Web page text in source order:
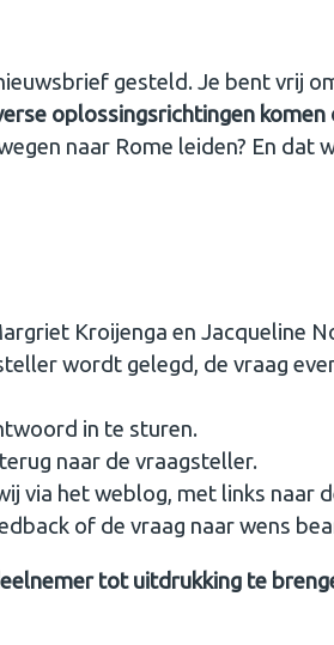
gesteld. Je bent vrij
oplossingsrichtingen
naar Rome leiden? En dat
Kroijenga en Jacqueline
wordt gelegd, de vraag
in te sturen.
naar de vraagsteller.
via het weblog, met links naar
of de vraag naar wens
tot uitdrukking te